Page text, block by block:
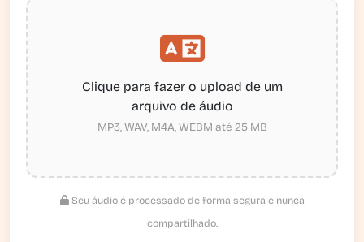
Clique para fazer o upload de um
arquivo de áudio
MP3, WAV, M4A, WEBM até 25 MB
Seu áudio é processado de forma segura e nunca
compartilhado.